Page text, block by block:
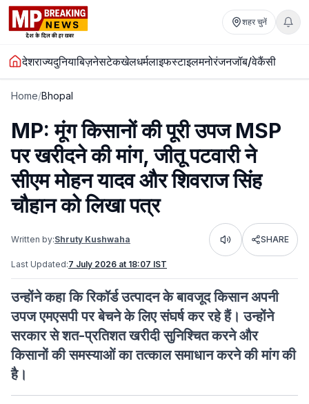
शहर चुनें
देशराज्यदुनियाबिज़नेसटेकखेलधर्मलाइफस्टाइलमनोरंजनजॉब/वेकैंसी
Home/Bhopal
MP: मूंग किसानों की पूरी उपज MSP
पर खरीदने की मांग, जीतू पटवारी ने
सीएम मोहन यादव और शिवराज सिंह
चौहान को लिखा पत्र
Written by:Shruty Kushwaha Listen SHARE
Last Updated:7 July 2026 at 18:07 IST
उन्होंने कहा कि रिकॉर्ड उत्पादन के बावजूद किसान अपनी
उपज एमएसपी पर बेचने के लिए संघर्ष कर रहे हैं। उन्होंने
सरकार से शत-प्रतिशत खरीदी सुनिश्चित करने और
किसानों की समस्याओं का तत्काल समाधान करने की मांग की
है।